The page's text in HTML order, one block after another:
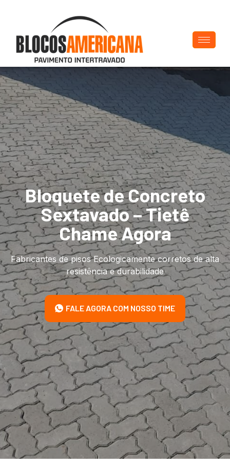
Bloquete de Concreto
Sextavado – Tietê
Chame Agora
Fabricantes de pisos Ecologicamente corretos de alta
resistência e durabilidade
FALE AGORA COM NOSSO TIME